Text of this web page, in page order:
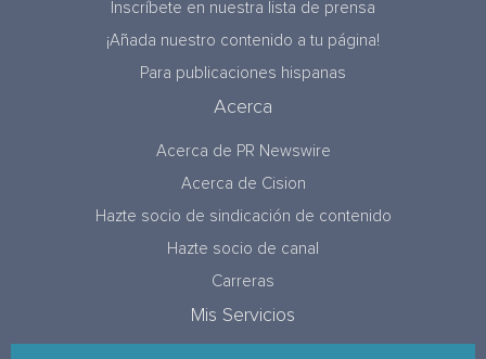
Inscríbete en nuestra lista de prensa
¡Añada nuestro contenido a tu página!
Para publicaciones hispanas
Acerca
Acerca de PR Newswire
Acerca de Cision
Hazte socio de sindicación de contenido
Hazte socio de canal
Carreras
Mis Servicios